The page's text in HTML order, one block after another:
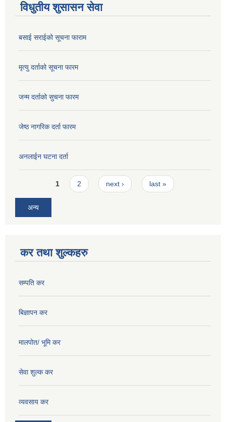
विधुतीय शुसासन सेवा
बसाई सराईको सूचना फाराम
मृत्यु दर्ताको सूचना फारम
जन्म दर्ताको सुचना फारम
जेष्ठ नागरिक दर्ता फारम
अनलाईन घटना दर्ता
Pages1 2 next › last »
अन्य
कर तथा शुल्कहरु
सम्पति कर
बिज्ञापन कर
मालपोत/ भूमि कर
सेवा शुल्क कर
व्यवसाय कर